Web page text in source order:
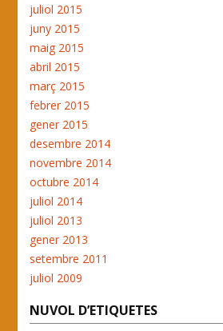
juliol 2015
juny 2015
maig 2015
abril 2015
març 2015
febrer 2015
gener 2015
desembre 2014
novembre 2014
octubre 2014
juliol 2014
juliol 2013
gener 2013
setembre 2011
juliol 2009
NUVOL D’ETIQUETES